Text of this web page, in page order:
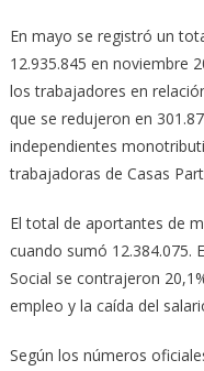
En mayo se registró un
12.935.845 en noviembre
los trabajadores en
que se redujeron en
independientes
trabajadoras de Casas
El total de aportantes de
cuando sumó 12.384.075.
Social se contrajeron
empleo y la caída del
Según los números